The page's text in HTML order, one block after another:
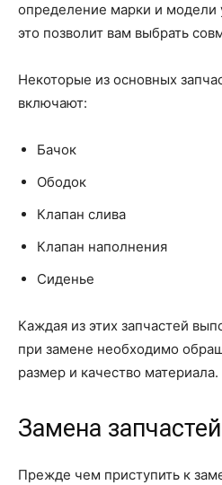
определение марки и модели
это позволит вам выбрать
Некоторые из основных
включают:
Бачок
Ободок
Клапан слива
Клапан наполнения
Сиденье
Каждая из этих запчастей
при замене необходимо
размер и качество материала.
Замена запчастей
Прежде чем приступить к